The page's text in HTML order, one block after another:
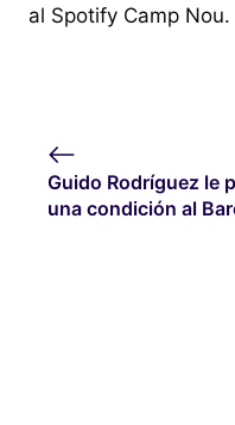
al Spotify Camp Nou.
Guido Rodríguez le
una condición al